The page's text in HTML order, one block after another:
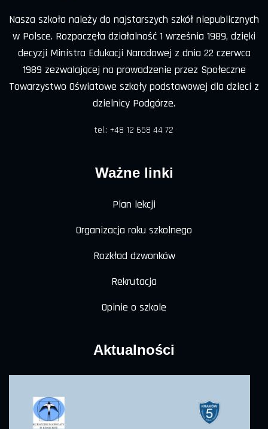
Nasza szkoła należy do najstarszych szkół niepublicznych
w Polsce. Rozpoczęła działalność 1 września 1989, dzięki
decyzji Ministra Edukacji Narodowej z dnia 22 czerwca
1989 zezwalającej na prowadzenie przez Społeczne
Towarzystwo Oświatowe szkoły podstawowej dla dzieci z
dzielnicy Podgórze.
tel.: +48 12 658 44 72
Ważne linki
Plan lekcji
Organizacja roku szkolnego
Rozkład dzwonków
Rekrutacja
Opinie o szkole
Aktualności